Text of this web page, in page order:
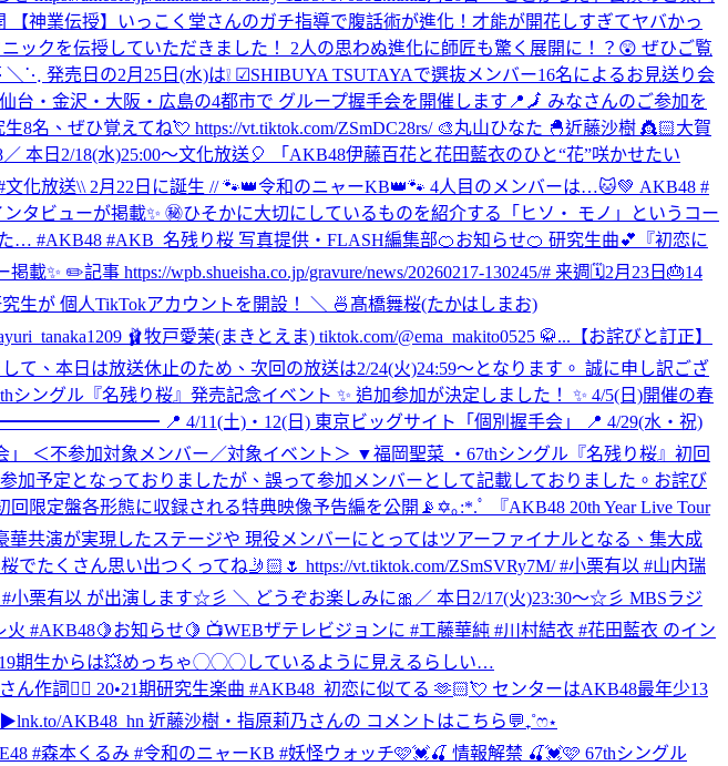
【神業伝授】いっこく堂さんのガチ指導で腹話術が進化！才能が開花しすぎてヤバかっ
ックを伝授していただきました！ 2人の思わぬ進化に師匠も驚く展開に！？😲 ぜひご覧
⋱ 発売日の2月25日(水)は❕ ☑︎SHIBUYA TSUTAYAで選抜メンバー16名によるお見送り会
台・金沢・大阪・広島の4都市で グループ握手会を開催します📍🗾 みなさんのご参加を
8名、ぜひ覚えてね💘 https://vt.tiktok.com/ZSmDC28rs/ 🎨丸山ひなた 🐣近藤沙樹 👸🏻大賀
／ 本日2/18(水)25:00～文化放送🎈 「AKB48伊藤百花と花田藍衣のひと“花”咲かせたい
文化放送\\ 2月22日に誕生 // 🐾👑令和のニャーKB👑🐾 4人目のメンバーは…🐱💚 AKB48 #
タビューが掲載✨ ㊙️ひそかに大切にしているものを紹介する「ヒソ・ モノ」というコー
… #AKB48 #AKB_名残り桜 写真提供・FLASH編集部🍊お知らせ🍊 研究生曲💕『初恋に
✨ ✏️記事 https://wpb.shueisha.co.jp/gravure/news/20260217-130245/# 来週🗓2月23日🎂14
生が 個人TikTokアカウントを開設！ ＼ 🍜髙橋舞桜(たかはしまお)
🩰牧戸愛茉(まきとえま) tiktok.com/@ema_makito0525 🥋... 【お詫びと訂正】
、本日は放送休止のため、次回の放送は2/24(火)24:59〜となります。 誠に申し訳ござ
グル『名残り桜』発売記念イベント ✨ 追加参加が決定しました！ ✨ 4/5(日)開催の春
📍 4/11(土)・12(日) 東京ビッグサイト「個別握手会」 📍 4/29(水・祝)
＜不参加対象メンバー／対象イベント＞ ▼福岡聖菜 ・67thシングル『名残り桜』初回
予定となっておりましたが、誤って参加メンバーとして記載しておりました。お詫び
回限定盤各形態に収録される特典映像予告編を公開📡✡｡:*.ﾟ 『AKB48 20th Year Live Tour
共演が実現したステージや 現役メンバーにとってはツアーファイナルとなる、集大成
でたくさん思い出つくってね🤳🏻🌷 https://vt.tiktok.com/ZSmSVRy7M/ #小栗有以 #山内瑞
小栗有以 が出演します☆彡 ＼ どうぞお楽しみに🎀 ／ 本日2/17(火)23:30～☆彡 MBSラジ
火 #AKB48🍋お知らせ🍋 📺WEBザテレビジョンに #工藤華純 #川村結衣 #花田藍衣 のイン
期生からは💥めっちゃ◯◯◯しているように見えるらしい…
ん作詞✍🏻 20•21期研究生楽曲 #AKB48_初恋に似てる 🫶🏻💘 センターはAKB48最年少13
AKB48_hn 近藤沙樹・指原莉乃さんの コメントはこちら💬₊˚ෆ⋆
#森本くるみ #令和のニャーKB #妖怪ウォッチ🩷💓🍒 情報解禁 🍒💓🩷 67thシングル